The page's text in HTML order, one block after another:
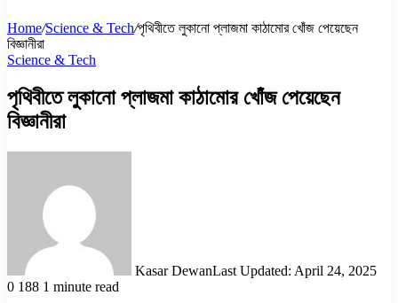
Home/Science & Tech/পৃথিবীতে লুকানো প্লাজমা কাঠামোর খোঁজ পেয়েছেন
বিজ্ঞানীরা
Science & Tech
পৃথিবীতে লুকানো প্লাজমা কাঠামোর খোঁজ পেয়েছেন
বিজ্ঞানীরা
Kasar DewanLast Updated: April 24, 2025
0 188 1 minute read